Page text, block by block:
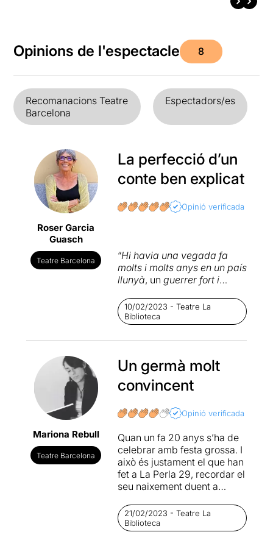
Opinions de l'espectacle 8
Recomanacions Teatre
Barcelona
Espectadors/es
Roser Garcia
Guasch
Teatre Barcelona
La perfecció d’un
conte ben explicat
Opinió verificada
“Hi havia una vegada fa
molts i molts anys en un país
llunyà, un guerrer fort i
les batalles...”. Així podria
començar aquesta faula.
Com un conte a la vora del
foc on tota la intenció està
paraula, on el moviment de
les flames només fan
companyia a la història. La
absolutament integrades.
oriental situada molt abans
dels temps de Buda, és un
homenatge al conte narrat
on el que escolta imagina
més del que veu. El
accentuar el sentit del conte.
És una faula sobre la
10/02/2023 - Teatre La
Biblioteca
Mariona Rebull
Teatre Barcelona
Un germà molt
convincent
Opinió verificada
Quan un fa 20 anys s’ha de
celebrar amb festa grossa. I
això és justament el que han
fet a La Perla 29, recordar el
seu naixement duent a
obra inaugural:Els ulls del
germà etern
Zweig. El text per si sol ja és
21/02/2023 - Teatre La
Biblioteca